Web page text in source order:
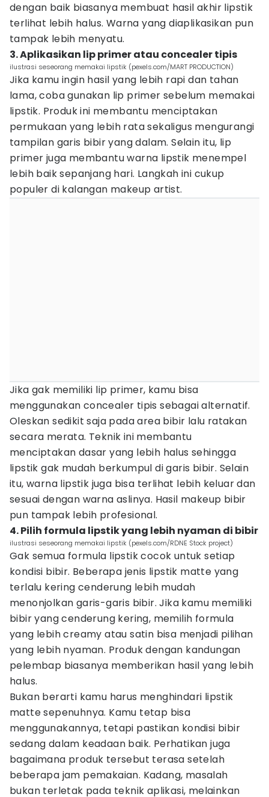
dengan baik biasanya membuat hasil akhir lipstik
terlihat lebih halus. Warna yang diaplikasikan pun
tampak lebih menyatu.
3. Aplikasikan lip primer atau concealer tipis
ilustrasi seseorang memakai lipstik (pexels.com/MART PRODUCTION)
Jika kamu ingin hasil yang lebih rapi dan tahan
lama, coba gunakan lip primer sebelum memakai
lipstik. Produk ini membantu menciptakan
permukaan yang lebih rata sekaligus mengurangi
tampilan garis bibir yang dalam. Selain itu, lip
primer juga membantu warna lipstik menempel
lebih baik sepanjang hari. Langkah ini cukup
populer di kalangan makeup artist.
Jika gak memiliki lip primer, kamu bisa
menggunakan concealer tipis sebagai alternatif.
Oleskan sedikit saja pada area bibir lalu ratakan
secara merata. Teknik ini membantu
menciptakan dasar yang lebih halus sehingga
lipstik gak mudah berkumpul di garis bibir. Selain
itu, warna lipstik juga bisa terlihat lebih keluar dan
sesuai dengan warna aslinya. Hasil makeup bibir
pun tampak lebih profesional.
4. Pilih formula lipstik yang lebih nyaman di bibir
ilustrasi seseorang memakai lipstik (pexels.com/RDNE Stock project)
Gak semua formula lipstik cocok untuk setiap
kondisi bibir. Beberapa jenis lipstik matte yang
terlalu kering cenderung lebih mudah
menonjolkan garis-garis bibir. Jika kamu memiliki
bibir yang cenderung kering, memilih formula
yang lebih creamy atau satin bisa menjadi pilihan
yang lebih nyaman. Produk dengan kandungan
pelembap biasanya memberikan hasil yang lebih
halus.
Bukan berarti kamu harus menghindari lipstik
matte sepenuhnya. Kamu tetap bisa
menggunakannya, tetapi pastikan kondisi bibir
sedang dalam keadaan baik. Perhatikan juga
bagaimana produk tersebut terasa setelah
beberapa jam pemakaian. Kadang, masalah
bukan terletak pada teknik aplikasi, melainkan